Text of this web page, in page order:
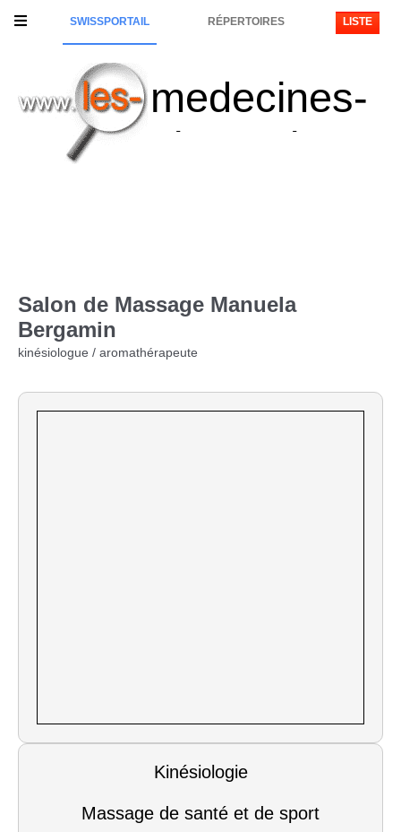
SWISSPORTAIL RÉPERTOIRES LISTE
medecines-
alternatives
Salon de Massage Manuela
Bergamin
kinésiologue / aromathérapeute
Kinésiologie
Massage de santé et de sport